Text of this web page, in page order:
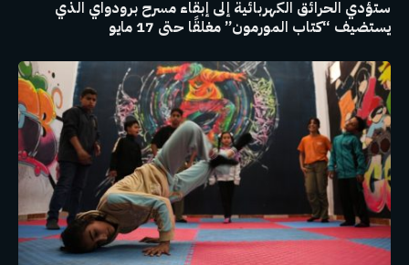
ستؤدي الحرائق الكهربائية إلى إبقاء مسرح برودواي الذي
يستضيف “كتاب المورمون” مغلقًا حتى 17 مايو